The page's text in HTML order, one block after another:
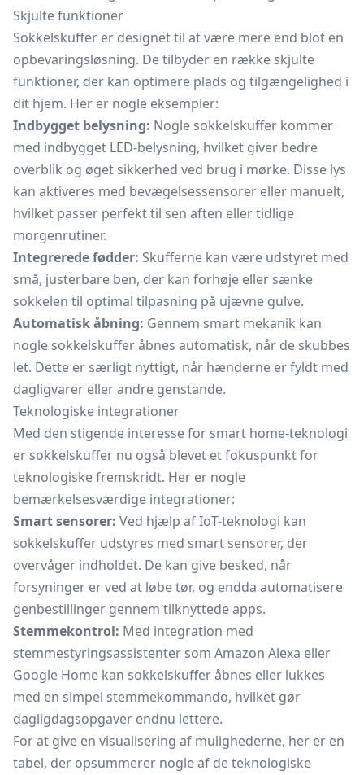
Skjulte funktioner
Sokkelskuffer er designet til at være mere end blot en
opbevaringsløsning. De tilbyder en række skjulte
funktioner, der kan optimere plads og tilgængelighed i
dit hjem. Her er nogle eksempler:
Indbygget belysning: Nogle sokkelskuffer kommer
med indbygget LED-belysning, hvilket giver bedre
overblik og øget sikkerhed ved brug i mørke. Disse lys
kan aktiveres med bevægelsessensorer eller manuelt,
hvilket passer perfekt til sen aften eller tidlige
morgenrutiner.
Integrerede fødder: Skufferne kan være udstyret med
små, justerbare ben, der kan forhøje eller sænke
sokkelen til optimal tilpasning på ujævne gulve.
Automatisk åbning: Gennem smart mekanik kan
nogle sokkelskuffer åbnes automatisk, når de skubbes
let. Dette er særligt nyttigt, når hænderne er fyldt med
dagligvarer eller andre genstande.
Teknologiske integrationer
Med den stigende interesse for smart home-teknologi
er sokkelskuffer nu også blevet et fokuspunkt for
teknologiske fremskridt. Her er nogle
bemærkelsesværdige integrationer:
Smart sensorer: Ved hjælp af IoT-teknologi kan
sokkelskuffer udstyres med smart sensorer, der
overvåger indholdet. De kan give besked, når
forsyninger er ved at løbe tør, og endda automatisere
genbestillinger gennem tilknyttede apps.
Stemmekontrol: Med integration med
stemmestyringsassistenter som Amazon Alexa eller
Google Home kan sokkelskuffer åbnes eller lukkes
med en simpel stemmekommando, hvilket gør
dagligdagsopgaver endnu lettere.
For at give en visualisering af mulighederne, her er en
tabel, der opsummerer nogle af de teknologiske